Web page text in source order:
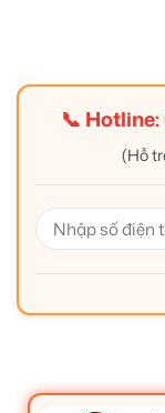
📞 Hotline:
(Hỗ